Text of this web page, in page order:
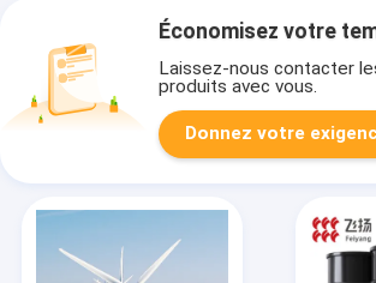
Économisez votre
Laissez-nous contacter
produits avec vous.
Donnez votre